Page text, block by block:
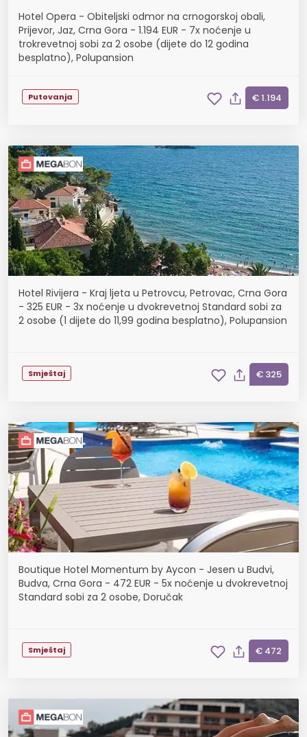
Hotel Opera - Obiteljski odmor na crnogorskoj obali,
Prijevor, Jaz, Crna Gora - 1.194 EUR - 7x noćenje u
trokrevetnoj sobi za 2 osobe (dijete do 12 godina
besplatno), Polupansion
Putovanja € 1.194
Hotel Rivijera - Kraj ljeta u Petrovcu, Petrovac, Crna Gora
- 325 EUR - 3x noćenje u dvokrevetnoj Standard sobi za
2 osobe (1 dijete do 11,99 godina besplatno), Polupansion
Smještaj € 325
Boutique Hotel Momentum by Aycon - Jesen u Budvi,
Budva, Crna Gora - 472 EUR - 5x noćenje u dvokrevetnoj
Standard sobi za 2 osobe, Doručak
Smještaj € 472